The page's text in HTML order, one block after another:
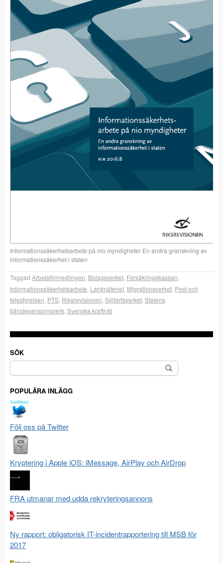
Informationssäkerhetsarbete på nio myndigheter En andra granskning av
informationssäkerhet i staten
Taggad Arbetsförmedlingen Bolagsverket Försäkringskassan
Informationssäkerhetsarbete Lantmäteriet Migrationsverket Post och
telestyrelsen PTS Riksrevisionen Sjöfartsverket Statens
tjänstepensionsverk Svenska kraftnät
SÖK
Sök
efter:
POPULÄRA INLÄGG
Följ oss på Twitter
Kryptering i Apple iOS: iMessage, AirPlay och AirDrop
FRA utmanar med udda rekryteringsannons
Ny rapport: obligatorisk IT-incidentrapportering till MSB för
2017